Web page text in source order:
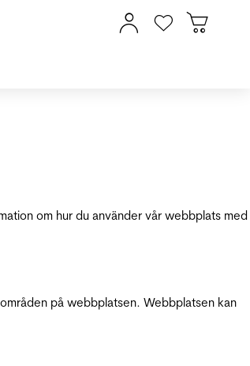
om hur du använder vår webbplats med
på webbplatsen. Webbplatsen kan